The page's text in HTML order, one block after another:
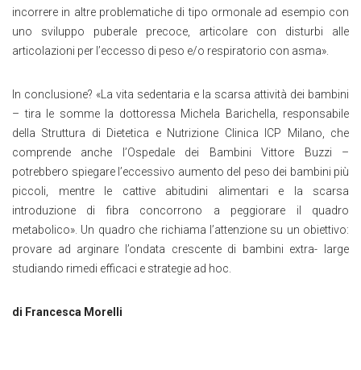
incorrere in altre problematiche di tipo ormonale ad esempio con
uno sviluppo puberale precoce, articolare con disturbi alle
articolazioni per l’eccesso di peso e/o respiratorio con asma».
In conclusione? «La vita sedentaria e la scarsa attività dei bambini
– tira le somme la dottoressa Michela Barichella, responsabile
della Struttura di Dietetica e Nutrizione Clinica ICP Milano, che
comprende anche l’Ospedale dei Bambini Vittore Buzzi –
potrebbero spiegare l’eccessivo aumento del peso dei bambini più
piccoli, mentre le cattive abitudini alimentari e la scarsa
introduzione di fibra concorrono a peggiorare il quadro
metabolico». Un quadro che richiama l’attenzione su un obiettivo:
provare ad arginare l’ondata crescente di bambini extra- large
studiando rimedi efficaci e strategie ad hoc.
di Francesca Morelli